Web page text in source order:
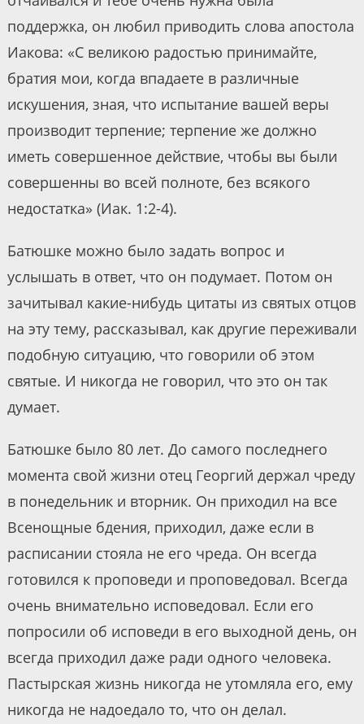
поддержка, он любил приводить слова апостола
Иакова: «С великою радостью принимайте,
братия мои, когда впадаете в различные
искушения, зная, что испытание вашей веры
производит терпение; терпение же должно
иметь совершенное действие, чтобы вы были
совершенны во всей полноте, без всякого
недостатка» (Иак. 1:2-4).
Батюшке можно было задать вопрос и
услышать в ответ, что он подумает. Потом он
зачитывал какие-нибудь цитаты из святых отцов
на эту тему, рассказывал, как другие переживали
подобную ситуацию, что говорили об этом
святые. И никогда не говорил, что это он так
думает.
Батюшке было 80 лет. До самого последнего
момента свой жизни отец Георгий держал чреду
в понедельник и вторник. Он приходил на все
Всенощные бдения, приходил, даже если в
расписании стояла не его чреда. Он всегда
готовился к проповеди и проповедовал. Всегда
очень внимательно исповедовал. Если его
попросили об исповеди в его выходной день, он
всегда приходил даже ради одного человека.
Пастырская жизнь никогда не утомляла его, ему
никогда не надоедало то, что он делал.